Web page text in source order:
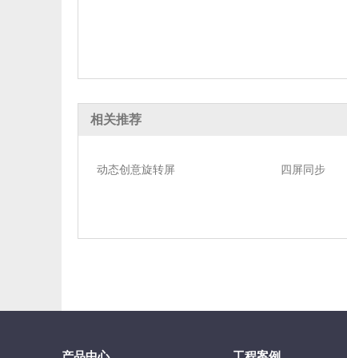
相关推荐
动态创意旋转屏 四屏同步